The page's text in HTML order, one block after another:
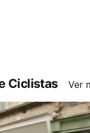
Ciclistas Ver